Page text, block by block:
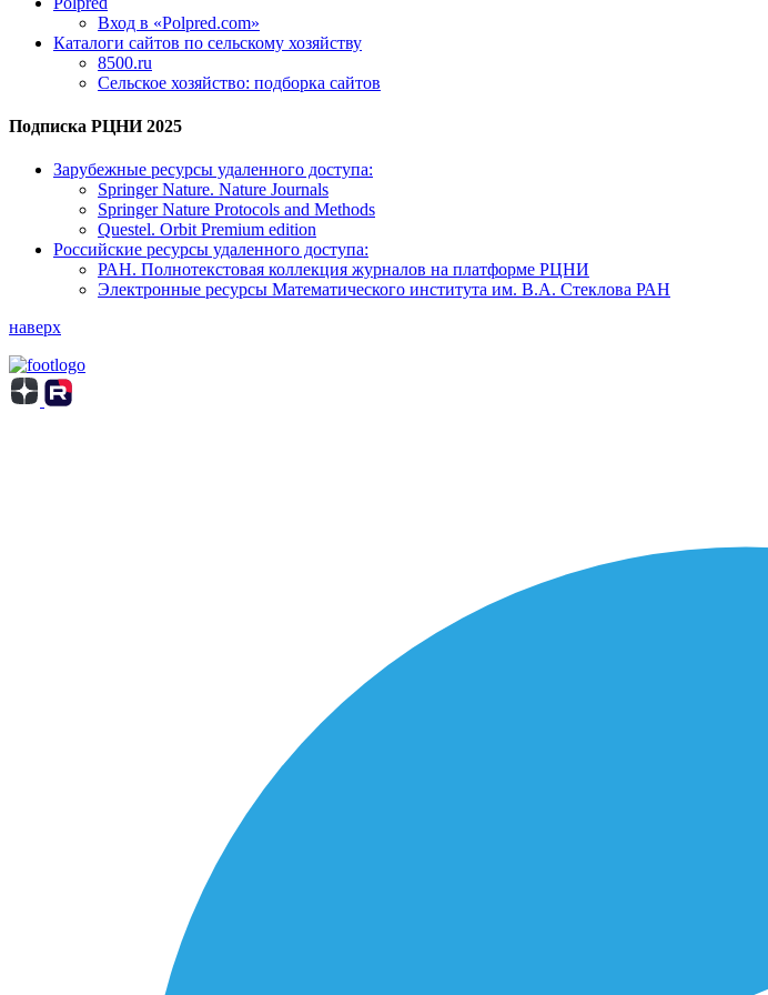
Вход в «Polpred.com»
Каталоги сайтов по сельскому хозяйству
8500.ru
Сельское хозяйство: подборка сайтов
Подписка РЦНИ 2025
Зарубежные ресурсы удаленного доступа:
Springer Nature. Nature Journals
Springer Nature Protocols and Methods
Questel. Orbit Premium edition
Российские ресурсы удаленного доступа:
РАН. Полнотекстовая коллекция журналов на платформе РЦНИ
Электронные ресурсы Математического института им. В.А. Стеклова РАН
наверх